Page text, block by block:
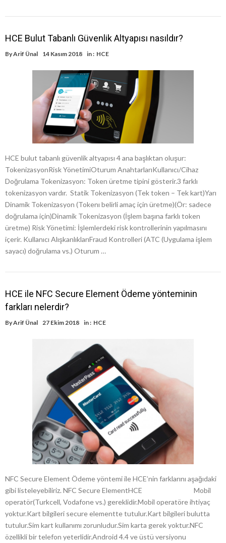
HCE Bulut Tabanlı Güvenlik Altyapısı nasıldır?
ByArif Ünal 14 Kasım 2018 in : HCE
HCE bulut tabanlı güvenlik altyapısı 4 ana başlıktan oluşur:
TokenizasyonRisk YönetimiOturum AnahtarlarıKullanıcı/Cihaz
Doğrulama Tokenizasyon: Token üretme tipini gösterir.3 farklı
tokenizasyon vardır. Statik Tokenizasyon (Tek token – Tek kart)Yarı
Dinamik Tokenizasyon (Tokenı belirli amaç için üretme)(Ör: sadece
doğrulama için)Dinamik Tokenizasyon (İşlem başına farklı token
üretme) Risk Yönetimi: İşlemlerdeki risk kontrollerinin yapılmasını
içerir. Kullanıcı AlışkanlıklarıFraud Kontrolleri (ATC (Uygulama işlem
sayacı) doğrulama vs.) Oturum …
HCE ile NFC Secure Element Ödeme yönteminin
farkları nelerdir?
ByArif Ünal 27 Ekim 2018 in : HCE
NFC Secure Element Ödeme yöntemi ile HCE’nin farklarını aşağıdaki
gibi listeleyebiliriz. NFC Secure ElementHCE Mobil
operatör(Turkcell, Vodafone vs.) gereklidir.Mobil operatöre ihtiyaç
yoktur.Kart bilgileri secure elementte tutulur.Kart bilgileri bulutta
tutulur.Sim kart kullanımı zorunludur.Sim karta gerek yoktur.NFC
özellikli bir telefon yeterlidir.Android 4.4 ve üstü versiyonu